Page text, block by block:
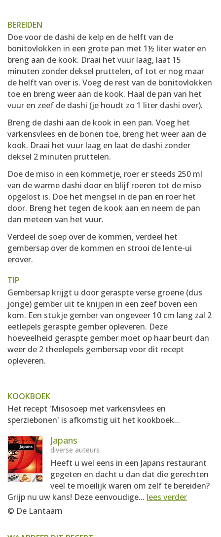
BEREIDEN
Doe voor de dashi de kelp en de helft van de
bonitovlokken in een grote pan met 1½ liter water en
breng aan de kook. Draai het vuur laag, laat 15
minuten zonder deksel pruttelen, of tot er nog maar
de helft van over is. Voeg de rest van de bonitovlokken
toe en breng weer aan de kook. Haal de pan van het
vuur en zeef de dashi (je houdt zo 1 liter dashi over).
Breng de dashi aan de kook in een pan. Voeg het
varkensvlees en de bonen toe, breng het weer aan de
kook. Draai het vuur laag en laat de dashi zonder
deksel 2 minuten pruttelen.
Doe de miso in een kommetje, roer er steeds 250 ml
van de warme dashi door en blijf roeren tot de miso
opgelost is. Doe het mengsel in de pan en roer het
door. Breng het tegen de kook aan en neem de pan
dan meteen van het vuur.
Verdeel de soep over de kommen, verdeel het
gembersap over de kommen en strooi de lente-ui
erover.
TIP
Gembersap krijgt u door geraspte verse groene (dus
jonge) gember uit te knijpen in een zeef boven een
kom. Een stukje gember van ongeveer 10 cm lang zal 2
eetlepels geraspte gember opleveren. Deze
hoeveelheid geraspte gember moet op haar beurt dan
weer de 2 theelepels gembersap voor dit recept
opleveren.
KOOKBOEK
Het recept 'Misosoep met varkensvlees en
sperziebonen' is afkomstig uit het kookboek...
Japans
diverse auteurs
Heeft u wel eens in een Japans restaurant
gegeten en dacht u dan dat die gerechten
veel te moeilijk waren om zelf te bereiden?
Grijp nu uw kans! Deze eenvoudige... lees verder
© De Lantaarn